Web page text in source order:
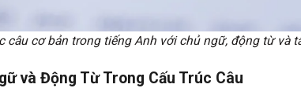
câu cơ bản trong tiếng Anh với chủ ngữ, động từ và
và Động Từ Trong Cấu Trúc Câu